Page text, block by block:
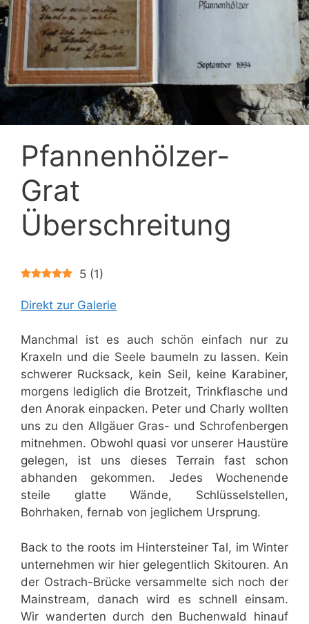
Pfannenhölzer-
Grat
Überschreitung
5 (1)
Direkt zur Galerie
Manchmal ist es auch schön einfach nur zu
Kraxeln und die Seele baumeln zu lassen. Kein
schwerer Rucksack, kein Seil, keine Karabiner,
morgens lediglich die Brotzeit, Trinkflasche und
den Anorak einpacken. Peter und Charly wollten
uns zu den Allgäuer Gras- und Schrofenbergen
mitnehmen. Obwohl quasi vor unserer Haustüre
gelegen, ist uns dieses Terrain fast schon
abhanden gekommen. Jedes Wochenende
steile glatte Wände, Schlüsselstellen,
Bohrhaken, fernab von jeglichem Ursprung.
Back to the roots im Hintersteiner Tal, im Winter
unternehmen wir hier gelegentlich Skitouren. An
der Ostrach-Brücke versammelte sich noch der
Mainstream, danach wird es schnell einsam.
Wir wanderten durch den Buchenwald hinauf